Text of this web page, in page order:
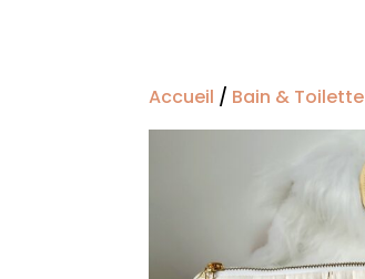
Accueil / Bain & Toilette